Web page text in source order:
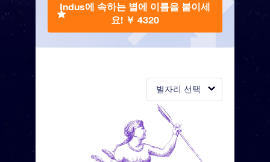
별자리 선택
Indus에 속하는 별에 이름을 붙이세
요! ￥ 4320